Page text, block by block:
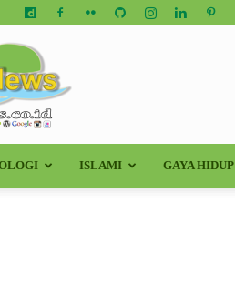
ISLAMI GAYA HIDUP